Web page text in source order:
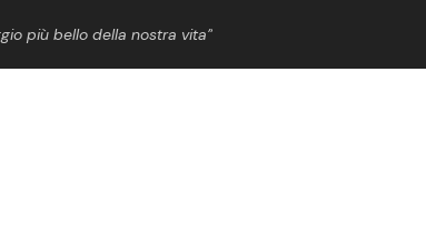
più bello della nostra vita”